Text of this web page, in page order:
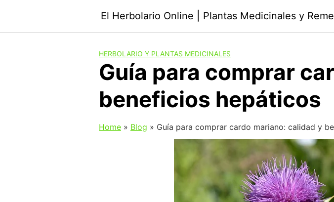
El Herbolario Online | Plantas Medicinales y
HERBOLARIO Y PLANTAS MEDICINALES
Guía para comprar
beneficios hepáticos
Home » Blog » Guía para comprar cardo mariano: calidad y